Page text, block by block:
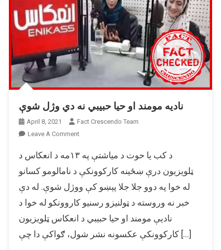
نادیه مومند او حیا حبیبي نه دي وژل شوې
April 8, 2021
Fact Crescendo Team
Leave A CommentOn
مومند
حیا
حبیبي
نه
وژل
شوې
د کب یا حوت د میاشتې په ۱۳مه د انعکاس د
ټلویزیون درې ښځینه کارکوونکې د نامالومو کسانو
له خوا په دوو جلا جلا پېښو کې ووژل شوې. له دې
خبر نه وروسته د ټولنیزو رسنیو کاروونکو له خوا د
نادیې مومند او حیا حبیبي د انعکاس ټلویزیون
کارکوونکې عکسونه نشر شول، ګواکې دا چې […]